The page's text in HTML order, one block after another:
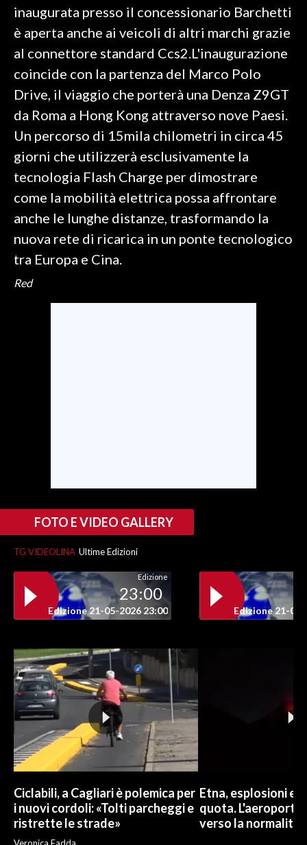
inaugurata presso il concessionario Barchetti
è aperta anche ai veicoli di altri marchi grazie
al connettore standard Ccs2.L'inaugurazione
coincide con la partenza del Marco Polo
Drive, il viaggio che porterà una Denza Z9GT
da Roma a Hong Kong attraverso nove Paesi.
Un percorso di 15mila chilometri in circa 45
giorni che utilizzerà esclusivamente la
tecnologia Flash Charge per dimostrare
come la mobilità elettrica possa affrontare
anche le lunghe distanze, trasformando la
nuova rete di ricarica in un ponte tecnologico
tra Europa e Cina.
Red
FOTO E VIDEO GALLERY
TG VIDEOLINA Ultime Edizioni
Edizione
23:00
Edizione 21-05-2026 23:00 Edizione 21-05-
Ciclabili, a Cagliari è polemica per
i nuovi cordoli: «Tolti parcheggi e
ristrette le strade»
Etna, esplosioni e
quota. L'aeroporto
verso la normalità